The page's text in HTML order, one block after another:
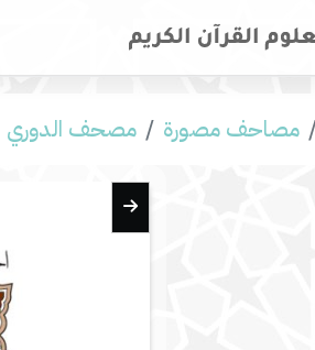
مصاحف مصورة مصحف الدوري